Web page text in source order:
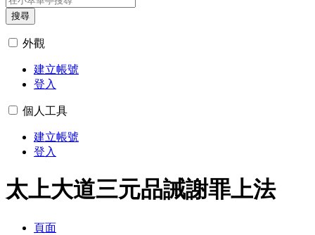
搜尋
外觀
建立帳號
登入
個人工具
建立帳號
登入
太上大道三元品誡謝罪上法
頁面